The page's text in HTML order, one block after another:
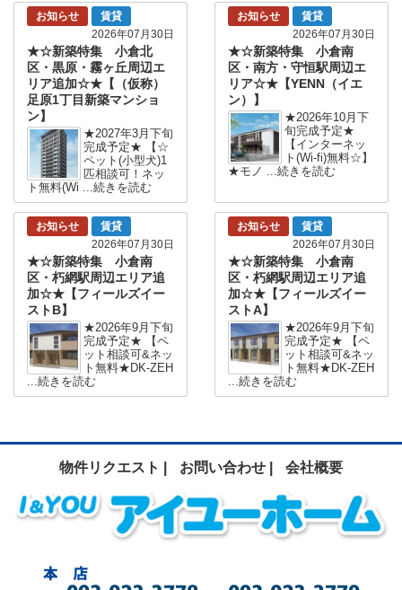
お知らせ
賃貸
2026年07月30日
★☆新築特集 小倉北
区・黒原・霧ヶ丘周辺エ
リア追加☆★【（仮称）
足原1丁目新築マンショ
ン】
★2027年3月下旬
完成予定★ 【☆
ペット(小型犬)1
匹相談可！ネッ
ト無料(Wi ...続きを読む
お知らせ
賃貸
2026年07月30日
★☆新築特集 小倉南
区・南方・守恒駅周辺エ
リア☆★【YENN（イエ
ン）】
★2026年10月下
旬完成予定★
【インターネッ
ト(Wi-fi)無料☆】
★モノ ...続きを読む
お知らせ
賃貸
2026年07月30日
★☆新築特集 小倉南
区・朽網駅周辺エリア追
加☆★【フィールズイー
ストB】
★2026年9月下旬
完成予定★ 【ペ
ット相談可&ネッ
ト無料★DK-ZEH
...続きを読む
お知らせ
賃貸
2026年07月30日
★☆新築特集 小倉南
区・朽網駅周辺エリア追
加☆★【フィールズイー
ストA】
★2026年9月下旬
完成予定★ 【ペ
ット相談可&ネッ
ト無料★DK-ZEH
...続きを読む
物件リクエスト | お問い合わせ | 会社概要